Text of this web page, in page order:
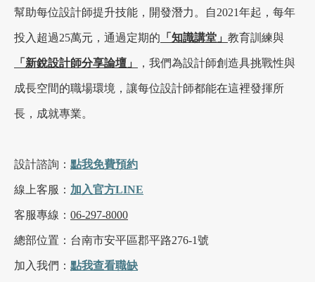
幫助每位設計師提升技能，開發潛力。自2021年起，每年
投入超過25萬元，通過定期的 「知識講堂」 教育訓練與
「新銳設計師分享論壇」 ，我們為設計師創造具挑戰性與
成長空間的職場環境，讓每位設計師都能在這裡發揮所
長，成就專業。
設計諮詢： 點我免費預約
線上客服： 加入官方LINE
客服專線： 06-297-8000
總部位置：台南市安平區郡平路276-1號
加入我們： 點我查看職缺